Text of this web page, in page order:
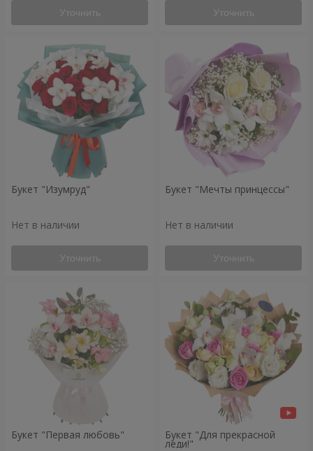
Уточнить Уточнить
Букет "Изумруд"
Нет в наличии
Уточнить
Букет "Мечты принцессы"
Нет в наличии
Уточнить
Букет "Первая любовь" Букет "Для прекрасной
леди!"